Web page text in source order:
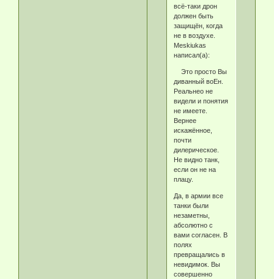
всё-таки дрон
должен быть
защищён, когда
не в воздухе.
Meskiukas
написал(а):
Это просто Вы
диванный воЕн.
Реальнео не
видели и понятия
не имеете.
Вернее
искажённое,
почти
дилерическое.
Не видно танк,
если он не на
плацу.
Да, в армии все
танки были
незаметны,
абсолютно с
вами согласен. В
полях
превращались в
невидимок. Вы
совершенно